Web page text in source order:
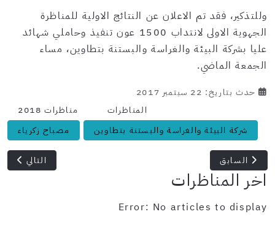
وللتذكير، فقد تم الاعلان عن النتائج الاولية للمناظرة
الجهوية الاولى لانتداب 1500 عون تنفيذ وحاملي شهائد
عليا بشركة البيئة والغراسة والبستنة بتطاوين، مساء
الجمعة الماضي.
حدث بتاريخ: 22 سبتمبر 2017
المناظرات
مناظرات 2018
شركة البيئة والغراسة والبستنة بتطاوين
مصباح زكرياء
المقال السابق: تحميل برامج الماجستير المهني في التربية والتعليم
السابق المقال التالي: 8 آلاف فرصة عمل : شركة أوكرانية تنوي إحداث مصنع للسيارات
التالي
اخر المناظرات
Error: No articles to display